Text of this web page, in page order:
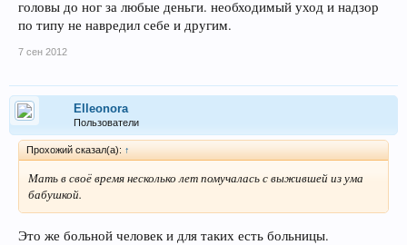
головы до ног за любые деньги. необходимый уход и надзор
по типу не навредил себе и другим.
7 сен 2012
Elleonora
Пользователи
Прохожий сказал(а): ↑
Мать в своё время несколько лет помучалась с выжившей из ума
бабушкой.
Это же больной человек и для таких есть больницы.